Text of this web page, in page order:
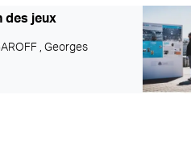
des jeux
,Georges